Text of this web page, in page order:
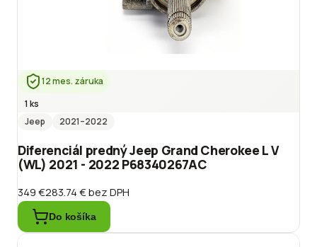
12 mes. záruka
1 ks
Jeep
2021–2022
Diferenciál predný Jeep Grand Cherokee L V
(WL) 2021 - 2022 P68340267AC
349 €283.74 €bez DPH
Do košíka